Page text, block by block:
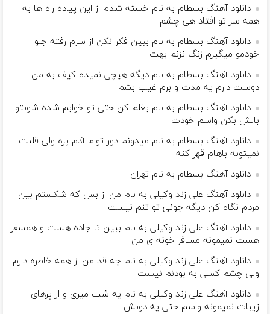
دانلود آهنگ بسطام به نام خسته شدم از این پیاده راه ها به
همه سر تو افتاد هی چشم
دانلود آهنگ بسطام به نام ببین فکر نکن از سرم رفته جلو
خودمو میگیرم زنگ نزنم بهت
دانلود آهنگ بسطام به نام دیگه هیچی نمیده کیف به من
دوست دارم یه مدت و برم غیب بشم
دانلود آهنگ بسطام به نام بغلم کن حتی تو خوابم شده شونتو
بالش بکن واسم خودت
دانلود آهنگ بسطام به نام میدونم دور توام آدم پره ولی قلبت
نمیتونه باهام قهر کنه
دانلود آهنگ بسطام به نام تهران
دانلود آهنگ علی زند وکیلی به نام من از بس كه شكستم بین
مردم نگاه كن دیگه جونى تو تنم نیست
دانلود آهنگ علی زند وکیلی به نام ببین تا جاده هست و همسفر
هست نمیمونه مسافر خونه ی من
دانلود آهنگ علی زند وکیلی به نام چه قد من از همه خاطره دارم
ولی چشم كسی به بودنم نیست
دانلود آهنگ علی زند وکیلی به نام یه شب میرى و از پرهای
زيبات نمیمونه واسم حتی یه دونش